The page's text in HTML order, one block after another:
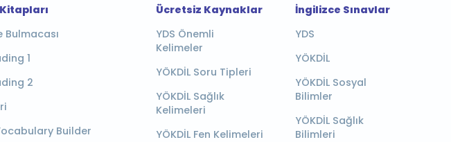
Kitapları
Bulmacası
1
2
Builder
Ücretsiz Kaynaklar
YDS Önemli
Kelimeler
YÖKDİL Soru Tipleri
YÖKDİL Sağlık
Kelimeleri
YÖKDİL Fen Kelimeleri
İngilizce Sınavlar
YDS
YÖKDİL
YÖKDİL Sosyal
Bilimler
YÖKDİL Sağlık
Bilimleri